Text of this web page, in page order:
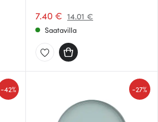
7.40 € 14.01 €
Saatavilla
-42% -27%